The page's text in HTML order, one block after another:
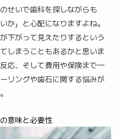
せいで歯科を探しながらも
か」と心配になりますよね。
下がって見えたりするという
しまうこともあるかと思いま
応、そして費用や保険まで一
リングや歯石に関する悩みが
意味と必要性